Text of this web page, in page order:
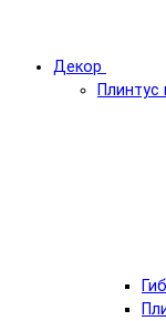
Декор
Плинтус